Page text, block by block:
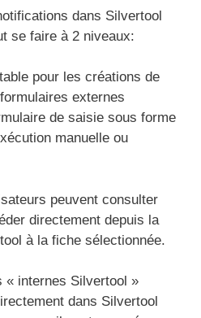
dans Silvertool
se faire à 2 niveaux:
pour les créations de
externes
de saisie sous forme
manuelle ou
peuvent consulter
directement depuis la
à la fiche sélectionnée.
« internes Silvertool »
dans Silvertool